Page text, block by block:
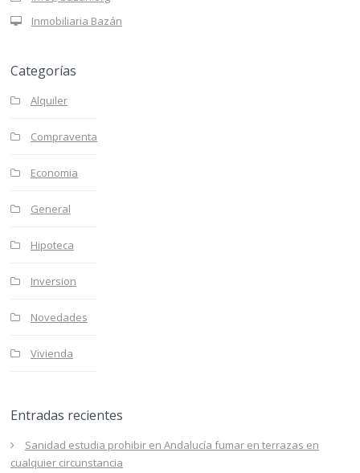
Inmobiliaria Bazán
Categorías
Alquiler
Compraventa
Economia
General
Hipoteca
Inversion
Novedades
Vivienda
Entradas recientes
Sanidad estudia prohibir en Andalucía fumar en terrazas en
cualquier circunstancia